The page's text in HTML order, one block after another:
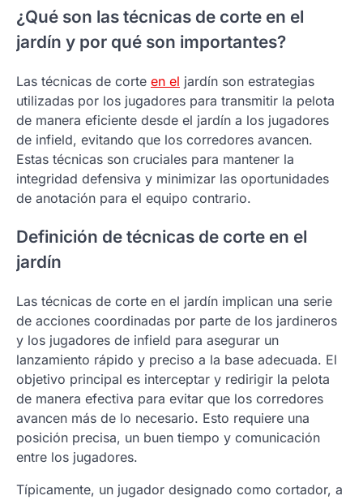
¿Qué son las técnicas de corte en el
jardín y por qué son importantes?
Las técnicas de corte en el jardín son estrategias
utilizadas por los jugadores para transmitir la pelota
de manera eficiente desde el jardín a los jugadores
de infield, evitando que los corredores avancen.
Estas técnicas son cruciales para mantener la
integridad defensiva y minimizar las oportunidades
de anotación para el equipo contrario.
Definición de técnicas de corte en el
jardín
Las técnicas de corte en el jardín implican una serie
de acciones coordinadas por parte de los jardineros
y los jugadores de infield para asegurar un
lanzamiento rápido y preciso a la base adecuada. El
objetivo principal es interceptar y redirigir la pelota
de manera efectiva para evitar que los corredores
avancen más de lo necesario. Esto requiere una
posición precisa, un buen tiempo y comunicación
entre los jugadores.
Típicamente, un jugador designado como cortador, a